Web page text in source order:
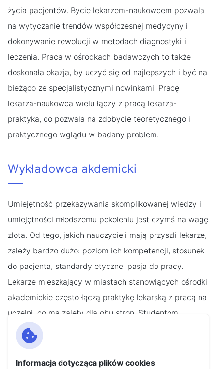
życia pacjentów. Bycie lekarzem-naukowcem pozwala
na wytyczanie trendów współczesnej medycyny i
dokonywanie rewolucji w metodach diagnostyki i
leczenia. Praca w ośrodkach badawczych to także
doskonała okazja, by uczyć się od najlepszych i być na
bieżąco ze specjalistycznymi nowinkami. Pracę
lekarza-naukowca wielu łączy z pracą lekarza-
praktyka, co pozwala na zdobycie teoretycznego i
praktycznego wglądu w badany problem.
Wykładowca akdemicki
Umiejętność przekazywania skomplikowanej wiedzy i
umiejętności młodszemu pokoleniu jest czymś na wagę
złota. Od tego, jakich nauczycieli mają przyszli lekarze,
zależy bardzo dużo: poziom ich kompetencji, stosunek
do pacjenta, standardy etyczne, pasja do pracy.
Lekarze mieszkający w miastach stanowiących ośrodki
akademickie często łączą praktykę lekarską z pracą na
uczelni, co ma zalety dla obu stron. Studentom
pozwala uczyć się od osoby o dużym doświadczeniu,
która na co dzień leczy pacjentów, a wykładowcę
zachęca do aktualizowania swojej wiedzy i
Informacja dotycząca plików cookies